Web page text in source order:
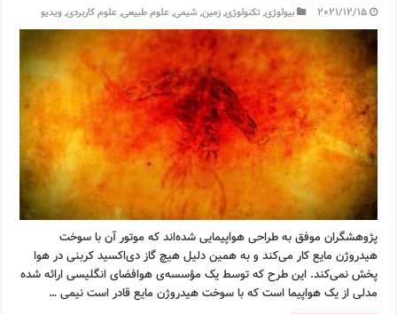
2021/12/15 بیولوژی, تکنولوژی,زمین, شیمی,علوم طبیعی,علوم کاربردی,ویدیو
پژوهشگران موفق به طراحی هواپیمایی شده‌اند که موتور آن با سوخت
هیدروژن مایع کار می‌کند و به همین دلیل هیچ گاز دی‌اکسید کربنی در هوا
پخش نمی‌کند. این طرح که توسط یک مؤسسه‌ی هوافضای انگلیسی ارائه شده
مدلی از یک هواپیما است که با سوخت هیدروژن مایع قادر است نیمی …